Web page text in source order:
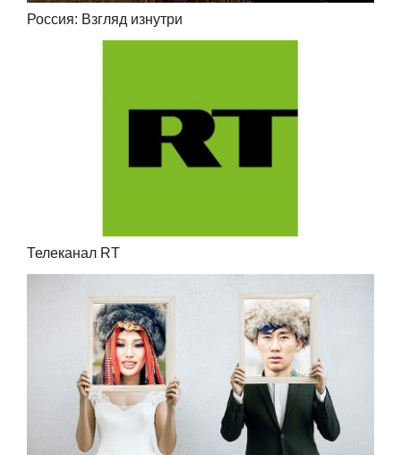
Россия: Взгляд изнутри
Телеканал RT